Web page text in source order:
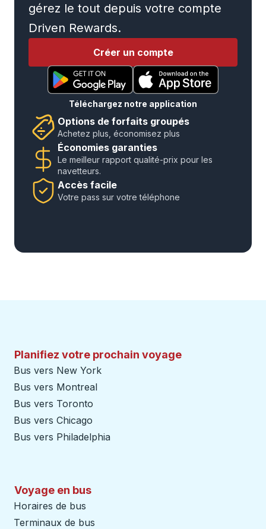
gérez le tout depuis votre compte
Driven Rewards.
Créer un compte
Téléchargez notre application
Options de forfaits groupés
Achetez plus, économisez plus
Économies garanties
Le meilleur rapport qualité-prix pour les
navetteurs.
Accès facile
Votre pass sur votre téléphone
Planifiez votre prochain voyage
Bus vers New York
Bus vers Montreal
Bus vers Toronto
Bus vers Chicago
Bus vers Philadelphia
Voyage en bus
Horaires de bus
Terminaux de bus